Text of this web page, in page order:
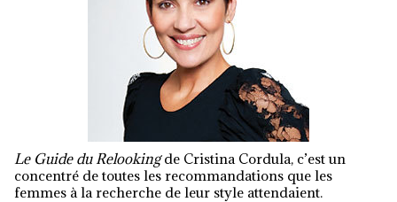
Le Guide du Relookingde Cristina Cordula, c’est un
concentré de toutes les recommandations que les
femmes à la recherche de leur style attendaient.